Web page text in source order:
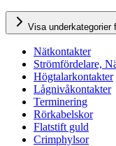
Visa underkategorier
Nätkontakter
Strömfördelare,
Högtalarkontakter
Lågnivåkontakter
Terminering
Rörkabelskor
Flatstift guld
Crimphylsor